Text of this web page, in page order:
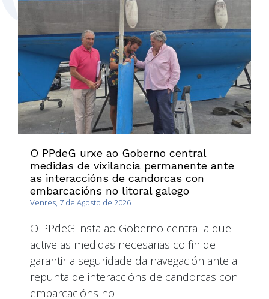
O PPdeG urxe ao Goberno central
medidas de vixilancia permanente ante
as interaccións de candorcas con
embarcacións no litoral galego
Venres, 7 de Agosto de 2026
O PPdeG insta ao Goberno central a que
active as medidas necesarias co fin de
garantir a seguridade da navegación ante a
repunta de interaccións de candorcas con
embarcacións no